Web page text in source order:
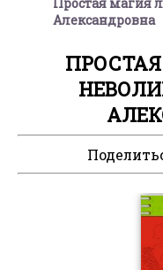
Александровна